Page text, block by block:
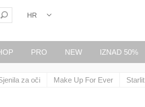
PRO NEW IZNAD 50%
za oči Make Up For Ever Starlit